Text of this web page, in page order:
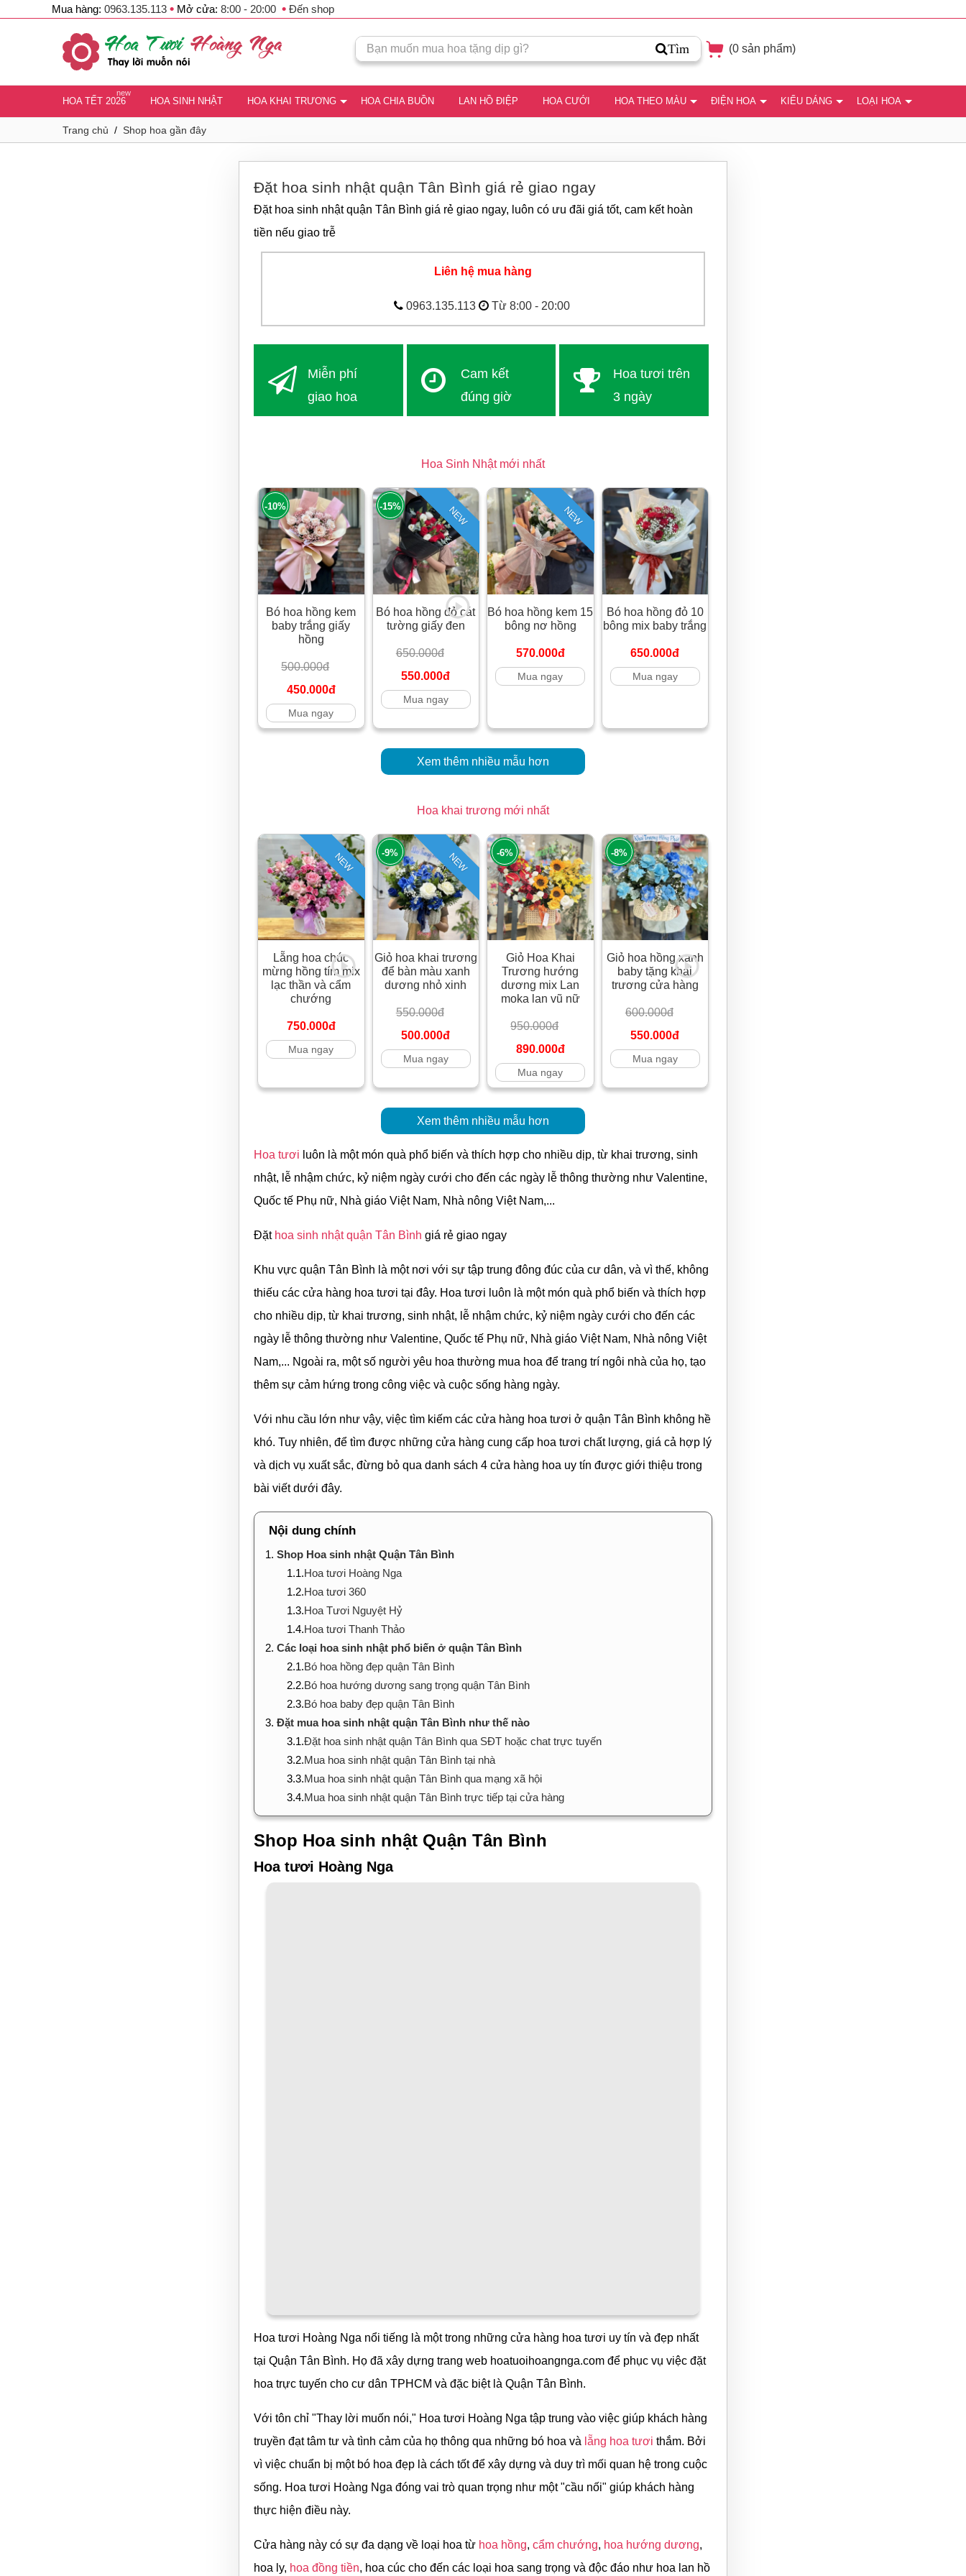
Mua hàng: 0963.135.113 • Mở cửa: 8:00 - 20:00 • Đến shop
Tìm (0 sản phẩm)
new
HOA TẾT 2026 HOA SINH NHẬT HOA KHAI TRƯƠNG HOA CHIA BUỒN LAN HỒ ĐIỆP HOA CƯỚI HOA THEO MÀU ĐIỆN HOA KIỂU DÁNG LOẠI HOA
Trang chủ / Shop hoa gần đây
Đặt hoa sinh nhật quận Tân Bình giá rẻ giao ngay
Đặt hoa sinh nhật quận Tân Bình giá rẻ giao ngay, luôn có ưu đãi giá tốt, cam kết hoàn
tiền nếu giao trễ
Liên hệ mua hàng
0963.135.113 Từ 8:00 - 20:00
Miễn phí
giao hoa
Cam kết
đúng giờ
Hoa tươi trên
3 ngày
Hoa Sinh Nhật mới nhất
-10%
Bó hoa hồng kem
baby trắng giấy
hồng
500.000đ
450.000đ
Mua ngay
NEW
-15%
Bó hoa hồng đỏ cát
tường giấy đen
650.000đ
550.000đ
Mua ngay
NEW
Bó hoa hồng kem 15
bông nơ hồng
570.000đ
Mua ngay
Bó hoa hồng đỏ 10
bông mix baby trắng
650.000đ
Mua ngay
Xem thêm nhiều mẫu hơn
Hoa khai trương mới nhất
NEW
Lẵng hoa chúc
mừng hồng tím mix
lạc thần và cẩm
chướng
750.000đ
Mua ngay
NEW
-9%
Giỏ hoa khai trương
để bàn màu xanh
dương nhỏ xinh
550.000đ
500.000đ
Mua ngay
-6%
Giỏ Hoa Khai
Trương hướng
dương mix Lan
moka lan vũ nữ
950.000đ
890.000đ
Mua ngay
-8%
Giỏ hoa hồng xanh
baby tặng khai
trương cửa hàng
600.000đ
550.000đ
Mua ngay
Xem thêm nhiều mẫu hơn
Hoa tươi luôn là một món quà phổ biến và thích hợp cho nhiều dịp, từ khai trương, sinh
nhật, lễ nhậm chức, kỷ niệm ngày cưới cho đến các ngày lễ thông thường như Valentine,
Quốc tế Phụ nữ, Nhà giáo Việt Nam, Nhà nông Việt Nam,...
Đặt hoa sinh nhật quận Tân Bình giá rẻ giao ngay
Khu vực quận Tân Bình là một nơi với sự tập trung đông đúc của cư dân, và vì thế, không
thiếu các cửa hàng hoa tươi tại đây. Hoa tươi luôn là một món quà phổ biến và thích hợp
cho nhiều dịp, từ khai trương, sinh nhật, lễ nhậm chức, kỷ niệm ngày cưới cho đến các
ngày lễ thông thường như Valentine, Quốc tế Phụ nữ, Nhà giáo Việt Nam, Nhà nông Việt
Nam,... Ngoài ra, một số người yêu hoa thường mua hoa để trang trí ngôi nhà của họ, tạo
thêm sự cảm hứng trong công việc và cuộc sống hàng ngày.
Với nhu cầu lớn như vậy, việc tìm kiếm các cửa hàng hoa tươi ở quận Tân Bình không hề
khó. Tuy nhiên, để tìm được những cửa hàng cung cấp hoa tươi chất lượng, giá cả hợp lý
và dịch vụ xuất sắc, đừng bỏ qua danh sách 4 cửa hàng hoa uy tín được giới thiệu trong
bài viết dưới đây.
Nội dung chính
1. Shop Hoa sinh nhật Quận Tân Bình
1.1.Hoa tươi Hoàng Nga
1.2.Hoa tươi 360
1.3.Hoa Tươi Nguyệt Hỷ
1.4.Hoa tươi Thanh Thảo
2. Các loại hoa sinh nhật phổ biến ở quận Tân Bình
2.1.Bó hoa hồng đẹp quận Tân Bình
2.2.Bó hoa hướng dương sang trọng quận Tân Bình
2.3.Bó hoa baby đẹp quận Tân Bình
3. Đặt mua hoa sinh nhật quận Tân Bình như thế nào
3.1.Đặt hoa sinh nhật quận Tân Bình qua SĐT hoặc chat trực tuyến
3.2.Mua hoa sinh nhật quận Tân Bình tại nhà
3.3.Mua hoa sinh nhật quận Tân Bình qua mạng xã hội
3.4.Mua hoa sinh nhật quận Tân Bình trực tiếp tại cửa hàng
Shop Hoa sinh nhật Quận Tân Bình
Hoa tươi Hoàng Nga
Hoa tươi Hoàng Nga nổi tiếng là một trong những cửa hàng hoa tươi uy tín và đẹp nhất
tại Quận Tân Bình. Họ đã xây dựng trang web hoatuoihoangnga.com để phục vụ việc đặt
hoa trực tuyến cho cư dân TPHCM và đặc biệt là Quận Tân Bình.
Với tôn chỉ "Thay lời muốn nói," Hoa tươi Hoàng Nga tập trung vào việc giúp khách hàng
truyền đạt tâm tư và tình cảm của họ thông qua những bó hoa và lẵng hoa tươi thắm. Bởi
vì việc chuẩn bị một bó hoa đẹp là cách tốt để xây dựng và duy trì mối quan hệ trong cuộc
sống. Hoa tươi Hoàng Nga đóng vai trò quan trọng như một "cầu nối" giúp khách hàng
thực hiện điều này.
Cửa hàng này có sự đa dạng về loại hoa từ hoa hồng, cẩm chướng, hoa hướng dương,
hoa ly, hoa đồng tiền, hoa cúc cho đến các loại hoa sang trọng và độc đáo như hoa lan hồ